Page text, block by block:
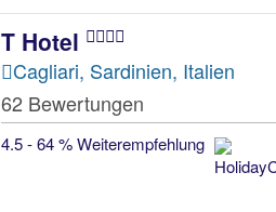
T Hotel
Cagliari, Sardinien, Italien
62 Bewertungen
4.5 - 64 % Weiterempfehlung